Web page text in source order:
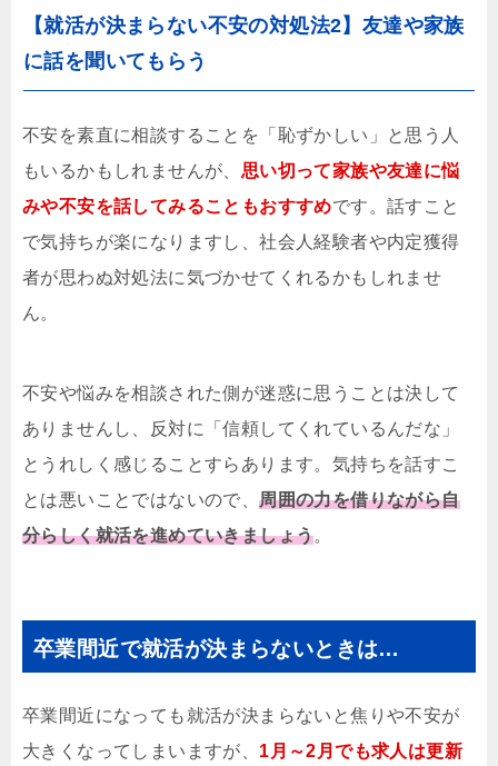
【就活が決まらない不安の対処法2】友達や家族
に話を聞いてもらう
不安を素直に相談することを「恥ずかしい」と思う人
もいるかもしれませんが、 思い切って家族や友達に悩
みや不安を話してみることもおすすめです。話すこと
で気持ちが楽になりますし、社会人経験者や内定獲得
者が思わぬ対処法に気づかせてくれるかもしれませ
ん。
不安や悩みを相談された側が迷惑に思うことは決して
ありませんし、反対に「信頼してくれているんだな」
とうれしく感じることすらあります。気持ちを話すこ
とは悪いことではないので、周囲の力を借りながら自
分らしく就活を進めていきましょう。
卒業間近で就活が決まらないときは…
卒業間近になっても就活が決まらないと焦りや不安が
大きくなってしまいますが、 1月～2月でも求人は更新